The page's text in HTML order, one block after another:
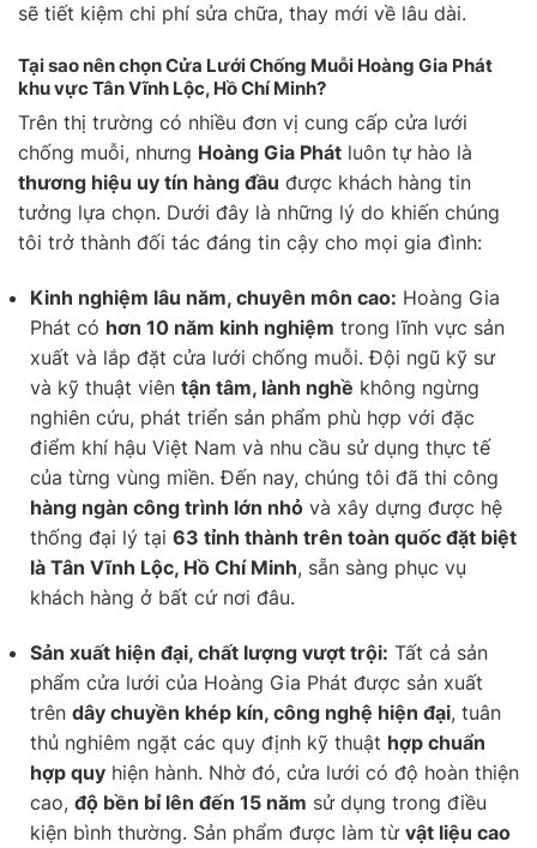
sẽ tiết kiệm chi phí sửa chữa, thay mới về lâu dài.
Tại sao nên chọn Cửa Lưới Chống Muỗi Hoàng Gia Phát
khu vực Tân Vĩnh Lộc, Hồ Chí Minh?
Trên thị trường có nhiều đơn vị cung cấp cửa lưới
chống muỗi, nhưng Hoàng Gia Phát luôn tự hào là
thương hiệu uy tín hàng đầu được khách hàng tin
tưởng lựa chọn. Dưới đây là những lý do khiến chúng
tôi trở thành đối tác đáng tin cậy cho mọi gia đình:
Kinh nghiệm lâu năm, chuyên môn cao: Hoàng Gia
Phát có hơn 10 năm kinh nghiệm trong lĩnh vực sản
xuất và lắp đặt cửa lưới chống muỗi. Đội ngũ kỹ sư
và kỹ thuật viên tận tâm, lành nghề không ngừng
nghiên cứu, phát triển sản phẩm phù hợp với đặc
điểm khí hậu Việt Nam và nhu cầu sử dụng thực tế
của từng vùng miền. Đến nay, chúng tôi đã thi công
hàng ngàn công trình lớn nhỏ và xây dựng được hệ
thống đại lý tại 63 tỉnh thành trên toàn quốc đặt biệt
là Tân Vĩnh Lộc, Hồ Chí Minh, sẵn sàng phục vụ
khách hàng ở bất cứ nơi đâu.
Sản xuất hiện đại, chất lượng vượt trội: Tất cả sản
phẩm cửa lưới của Hoàng Gia Phát được sản xuất
trên dây chuyền khép kín, công nghệ hiện đại, tuân
thủ nghiêm ngặt các quy định kỹ thuật hợp chuẩn
hợp quy hiện hành. Nhờ đó, cửa lưới có độ hoàn thiện
cao, độ bền bỉ lên đến 15 năm sử dụng trong điều
kiện bình thường. Sản phẩm được làm từ vật liệu cao